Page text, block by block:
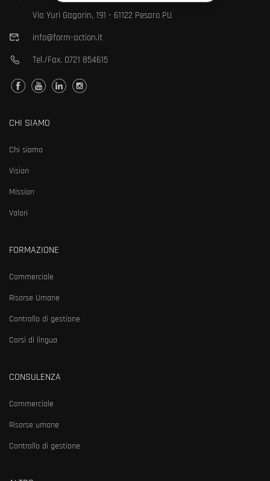
Via Yuri Gagarin, 191 - 61122 Pesaro PU
info@form-action.it
Tel./Fax. 0721 854615
CHI SIAMO
Chi siamo
Vision
Mission
Valori
FORMAZIONE
Commerciale
Risorse Umane
Controllo di gestione
Corsi di lingua
CONSULENZA
Commerciale
Risorse umane
Controllo di gestione